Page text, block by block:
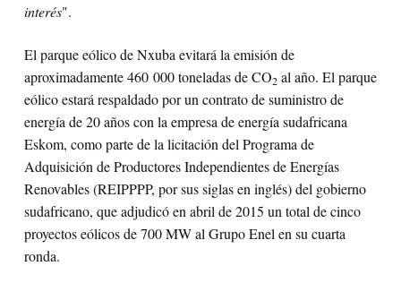
interés".
El parque eólico de Nxuba evitará la emisión de
aproximadamente 460 000 toneladas de CO2 al año. El parque
eólico estará respaldado por un contrato de suministro de
energía de 20 años con la empresa de energía sudafricana
Eskom, como parte de la licitación del Programa de
Adquisición de Productores Independientes de Energías
Renovables (REIPPPP, por sus siglas en inglés) del gobierno
sudafricano, que adjudicó en abril de 2015 un total de cinco
proyectos eólicos de 700 MW al Grupo Enel en su cuarta
ronda.